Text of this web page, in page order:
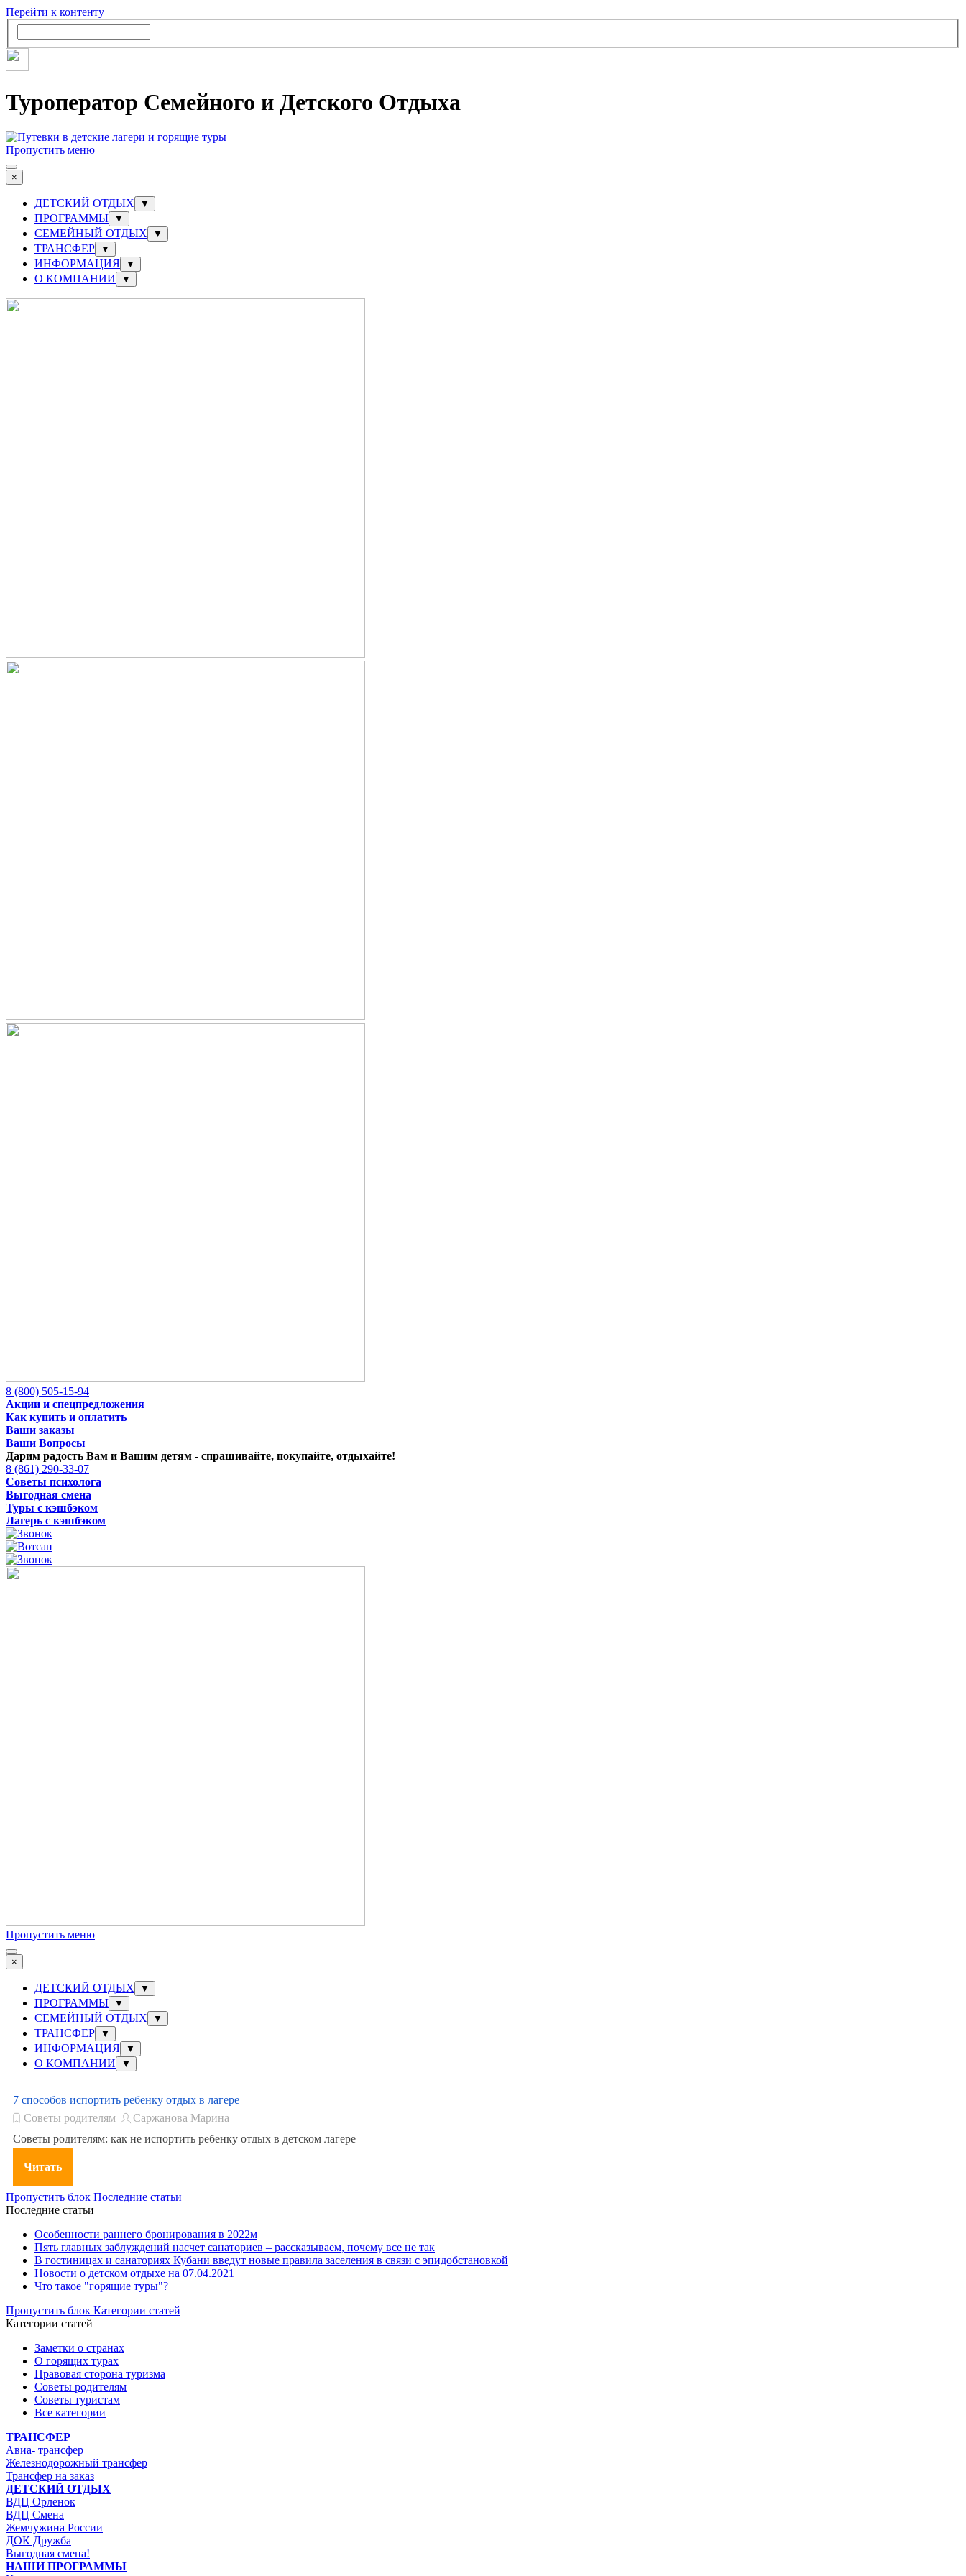
Перейти к контенту
Туроператор Семейного и Детского Отдыха
Пропустить меню
×
ДЕТСКИЙ ОТДЫХ ▼
ПРОГРАММЫ ▼
СЕМЕЙНЫЙ ОТДЫХ ▼
ТРАНСФЕР ▼
ИНФОРМАЦИЯ ▼
О КОМПАНИИ ▼
8 (800) 505-15-94
Акции и спецпредложения
Как купить и оплатить
Ваши заказы
Ваши Вопросы
Дарим радость Вам и Вашим детям - спрашивайте, покупайте, отдыхайте!
8 (861) 290-33-07
Советы психолога
Выгодная смена
Туры с кэшбэком
Лагерь с кэшбэком
Пропустить меню
×
ДЕТСКИЙ ОТДЫХ ▼
ПРОГРАММЫ ▼
СЕМЕЙНЫЙ ОТДЫХ ▼
ТРАНСФЕР ▼
ИНФОРМАЦИЯ ▼
О КОМПАНИИ ▼
7 способов испортить ребенку отдых в лагере
Советы родителям
Саржанова Марина
Советы родителям: как не испортить ребенку отдых в детском лагере
Читать
Пропустить блок Последние статьи
Последние статьи
Особенности раннего бронирования в 2022м
Пять главных заблуждений насчет санаториев – рассказываем, почему все не так
В гостиницах и санаториях Кубани введут новые правила заселения в связи с эпидобстановкой
Новости о детском отдыхе на 07.04.2021
Что такое "горящие туры"?
Пропустить блок Категории статей
Категории статей
Заметки о странах
О горящих турах
Правовая сторона туризма
Советы родителям
Советы туристам
Все категории
ТРАНСФЕР
Авиа- трансфер
Железнодорожный трансфер
Трансфер на заказ
ДЕТСКИЙ ОТДЫХ
ВДЦ Орленок
ВДЦ Смена
Жемчужина России
ДОК Дружба
Выгодная смена!
НАШИ ПРОГРАММЫ